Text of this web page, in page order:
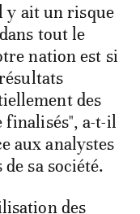
y ait un risque
tout le
nation est si
des
finalisés", a-t-il
aux analystes
sa société.
des